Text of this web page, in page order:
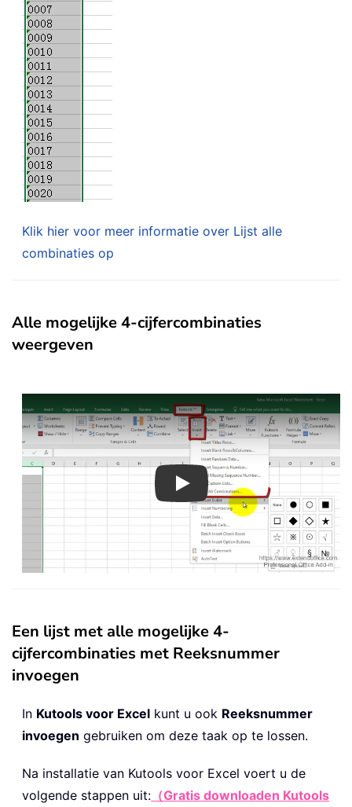
Klik hier voor meer informatie over Lijst alle
combinaties op
Alle mogelijke 4-cijfercombinaties
weergeven
Play
Een lijst met alle mogelijke 4-
cijfercombinaties met Reeksnummer
invoegen
In Kutools voor Excel kunt u ook Reeksnummer
invoegen gebruiken om deze taak op te lossen.
Na installatie van Kutools voor Excel voert u de
volgende stappen uit: （Gratis downloaden Kutools